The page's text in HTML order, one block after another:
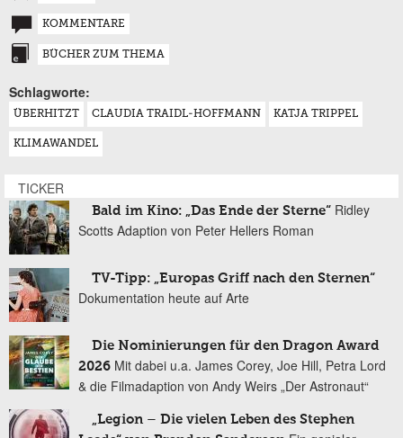
KOMMENTARE
BÜCHER ZUM THEMA
Schlagworte:
ÜBERHITZT CLAUDIA TRAIDL-HOFFMANN KATJA TRIPPEL
KLIMAWANDEL
TICKER
Bald im Kino: „Das Ende der Sterne“ Ridley
Scotts Adaption von Peter Hellers Roman
TV-Tipp: „Europas Griff nach den Sternen“
Dokumentation heute auf Arte
Die Nominierungen für den Dragon Award
2026 Mit dabei u.a. James Corey, Joe Hill, Petra Lord
& die Filmadaption von Andy Weirs „Der Astronaut“
„Legion – Die vielen Leben des Stephen